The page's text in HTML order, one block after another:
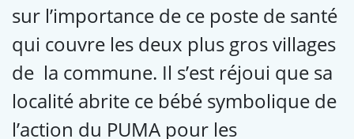
sur l’importance de ce poste de santé
qui couvre les deux plus gros villages
de la commune. Il s’est réjoui que sa
localité abrite ce bébé symbolique de
l’action du PUMA pour les